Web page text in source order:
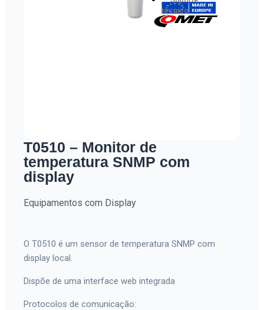
técnico
T0510 – Monitor de
temperatura SNMP com
display
Equipamentos com Display
O T0510 é um sensor de temperatura SNMP com
display local.
Dispõe de uma interface web integrada
Protocolos de comunicação: